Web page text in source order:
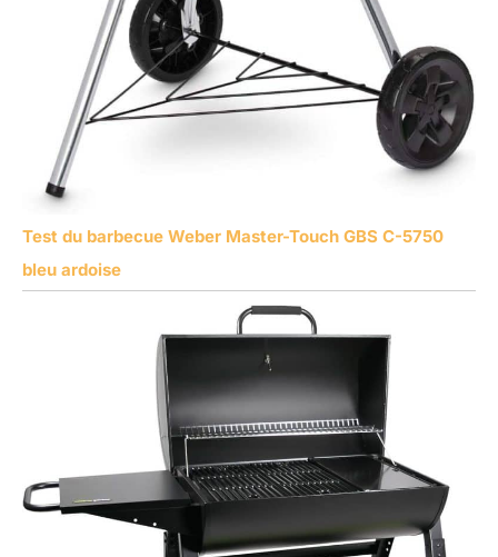
Test du barbecue Weber Master-Touch GBS C-5750
bleu ardoise